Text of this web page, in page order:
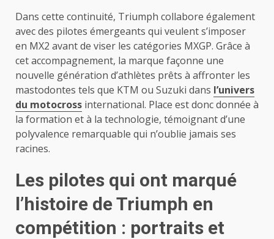
Dans cette continuité, Triumph collabore également
avec des pilotes émergeants qui veulent s’imposer
en MX2 avant de viser les catégories MXGP. Grâce à
cet accompagnement, la marque façonne une
nouvelle génération d’athlètes prêts à affronter les
mastodontes tels que KTM ou Suzuki dans l’univers
du motocross international. Place est donc donnée à
la formation et à la technologie, témoignant d’une
polyvalence remarquable qui n’oublie jamais ses
racines.
Les pilotes qui ont marqué
l’histoire de Triumph en
compétition : portraits et